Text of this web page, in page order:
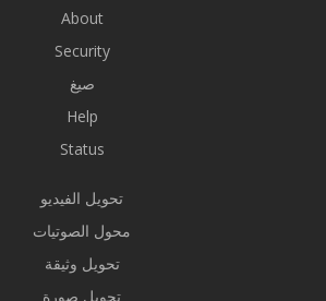
About
Security
صيغ
Help
Status
تحويل الفيديو
محول الصوتيات
تحويل وثيقة
تحويل صورة